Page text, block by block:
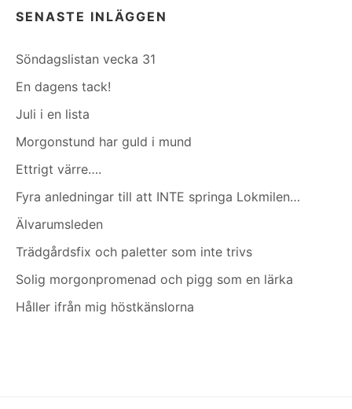
SENASTE INLÄGGEN
Söndagslistan vecka 31
En dagens tack!
Juli i en lista
Morgonstund har guld i mund
Ettrigt värre….
Fyra anledningar till att INTE springa Lokmilen…
Älvarumsleden
Trädgårdsfix och paletter som inte trivs
Solig morgonpromenad och pigg som en lärka
Håller ifrån mig höstkänslorna